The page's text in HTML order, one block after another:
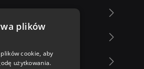
plików
cookie, aby
użytkowania.